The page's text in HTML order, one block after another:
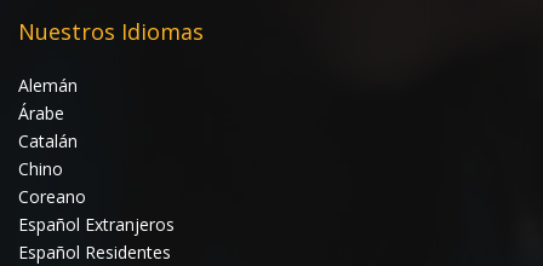
Nuestros Idiomas
Alemán
Árabe
Catalán
Chino
Coreano
Español Extranjeros
Español Residentes